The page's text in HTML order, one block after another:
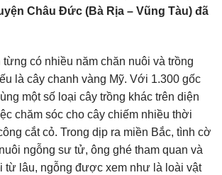
Châu Đức (Bà Rịa – Vũng Tàu) đã
có nhiều năm chăn nuôi và trồng
là cây chanh vàng Mỹ. Với 1.300 gốc
một số loại cây trồng khác trên diện
chăm sóc cho cây chiếm nhiều thời
cắt cỏ. Trong dịp ra miền Bắc, tình cờ
ngỗng sư tử, ông ghé tham quan và
từ lâu, ngỗng được xem như là loài vật